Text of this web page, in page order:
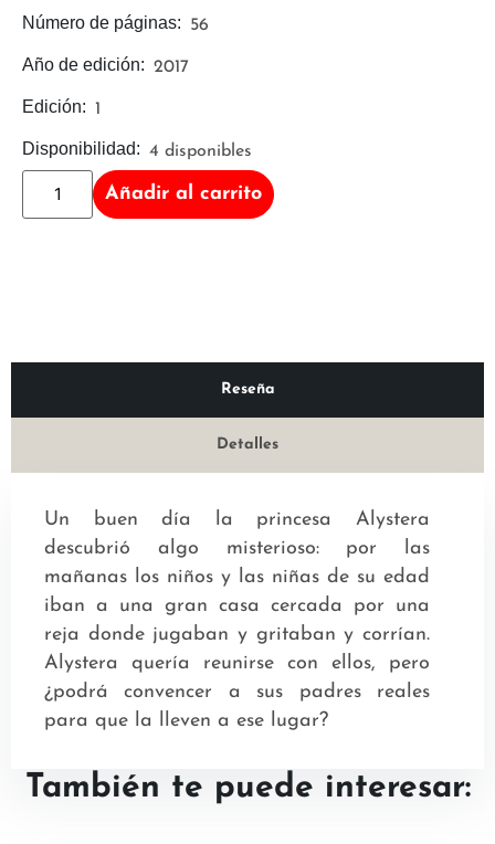
Añadir al carrito
Disponibilidad: 4 disponibles
Edición: 1
Año de edición: 2017
Número de páginas: 56
Reseña
Detalles
Un buen día la princesa Alystera
descubrió algo misterioso: por las
mañanas los niños y las niñas de su edad
iban a una gran casa cercada por una
reja donde jugaban y gritaban y corrían.
Alystera quería reunirse con ellos, pero
¿podrá convencer a sus padres reales
para que la lleven a ese lugar?
También te puede interesar: